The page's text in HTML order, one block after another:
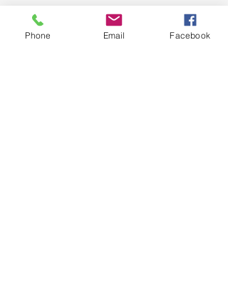
Phone Email Facebook